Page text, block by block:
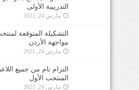
التدريبية الأولى
مارس 24, 2021
التشكيلة المتوقعة
مواجهة الأردن
مارس 24, 2021
التزام تام من جميع
المنتخب الأول
مارس 24, 2021